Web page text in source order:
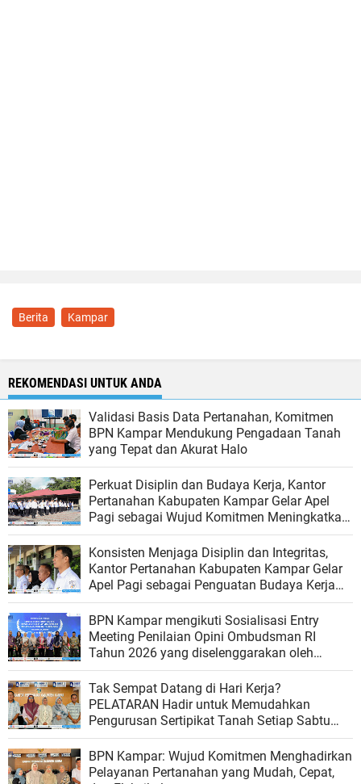
Berita Kampar
REKOMENDASI UNTUK ANDA
Validasi Basis Data Pertanahan, Komitmen
BPN Kampar Mendukung Pengadaan Tanah
yang Tepat dan Akurat Halo
Perkuat Disiplin dan Budaya Kerja, Kantor
Pertanahan Kabupaten Kampar Gelar Apel
Pagi sebagai Wujud Komitmen Meningkatkan
Kualitas Pelayanan
Konsisten Menjaga Disiplin dan Integritas,
Kantor Pertanahan Kabupaten Kampar Gelar
Apel Pagi sebagai Penguatan Budaya Kerja
Organisasi
BPN Kampar mengikuti Sosialisasi Entry
Meeting Penilaian Opini Ombudsman RI
Tahun 2026 yang diselenggarakan oleh
Ombudsman RI
Tak Sempat Datang di Hari Kerja?
PELATARAN Hadir untuk Memudahkan
Pengurusan Sertipikat Tanah Setiap Sabtu
dan Minggu
BPN Kampar: Wujud Komitmen Menghadirkan
Pelayanan Pertanahan yang Mudah, Cepat,